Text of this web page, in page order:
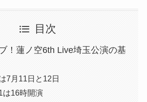
目次
！蓮ノ空6th Live埼玉公演の基
7月11日と12日
は16時開演